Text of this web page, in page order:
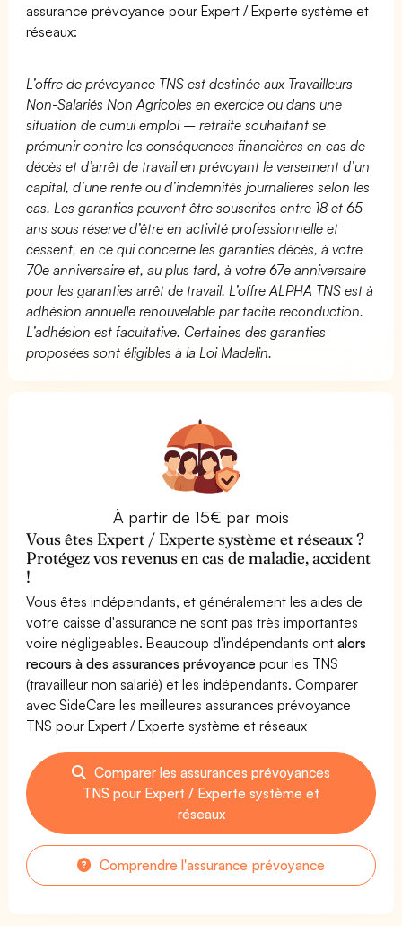
assurance prévoyance pour Expert / Experte système et
réseaux:
L’offre de prévoyance TNS est destinée aux Travailleurs
Non-Salariés Non Agricoles en exercice ou dans une
situation de cumul emploi – retraite souhaitant se
prémunir contre les conséquences financières en cas de
décès et d’arrêt de travail en prévoyant le versement d’un
capital, d’une rente ou d’indemnités journalières selon les
cas. Les garanties peuvent être souscrites entre 18 et 65
ans sous réserve d’être en activité professionnelle et
cessent, en ce qui concerne les garanties décès, à votre
70e anniversaire et, au plus tard, à votre 67e anniversaire
pour les garanties arrêt de travail. L’offre ALPHA TNS est à
adhésion annuelle renouvelable par tacite reconduction.
L’adhésion est facultative. Certaines des garanties
proposées sont éligibles à la Loi Madelin.
À partir de 15€ par mois
Vous êtes Expert / Experte système et réseaux ?
Protégez vos revenus en cas de maladie, accident
!
Vous êtes indépendants, et généralement les aides de
votre caisse d'assurance ne sont pas très importantes
voire négligeables. Beaucoup d'indépendants ontalors
recours à des assurances prévoyance pour les TNS
(travailleur non salarié) et les indépendants. Comparer
avec SideCare les meilleures assurances prévoyance
TNS pour Expert / Experte système et réseaux
Comparer les assurances prévoyances
TNS pour Expert / Experte système et
réseaux
Comprendre l'assurance prévoyance